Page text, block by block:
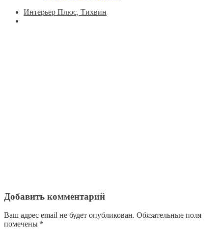
Интерьер Плюс, Тихвин
Добавить комментарий
Ваш адрес email не будет опубликован. Обязательные поля
помечены *